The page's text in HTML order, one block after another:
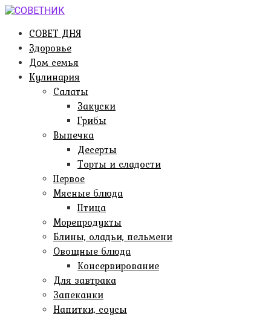
Перейти
контентуСОВЕТ ДНЯ
Здоровье
Дом семья
Кулинария
Салаты
Закуски
Грибы
Выпечка
Десерты
Торты и сладости
Первое
Мясные блюда
Птица
Морепродукты
Блины, оладьи, пельмени
Овощные блюда
Консервирование
Для завтрака
Запеканки
Напитки, соусы